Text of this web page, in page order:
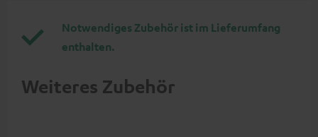
Notwendiges Zubehör ist im Lieferumfang
enthalten.
Weiteres Zubehör